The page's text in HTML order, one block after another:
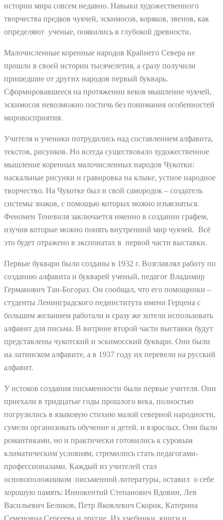
истории мира совсем недавно. Навыки художественного
творчества предков чукчей, эскимосов, коряков, эвенов, как
определяют ученые, появились в глубокой древности.
Малочисленные коренные народов Крайнего Севера не
прошли в своей истории тысячелетия, а сразу получили
пришедшие от других народов первый букварь.
Сформировавшееся на протяжении веков мышление чукчей,
эскимосов невозможно постичь без понимания особенностей
мировосприятия.
Учителя и ученики потрудились над составлением алфавита,
текстов, рисунков. Но всегда существовало художественное
мышление коренных малочисленных народов Чукотки:
наскальные рисунки и гравировка на клыке, устное народное
творчество. На Чукотке был и свой самородок – создатель
системы знаков, с помощью которых можно изъясняться.
Феномен Теневиля заключается именно в создании графем,
изучив которые можно понять внутренний мир чукчей. Всё
это будет отражено в экспонатах в первой части выставки.
Первые буквари были созданы в 1932 г. Возглавлял работу по
созданию алфавита и букварей ученый, педагог Владимир
Германович Тан-Богораз. Он сообщал, что его помощники –
студенты Ленинградского пединститута имени Герцена с
большим желанием работали и сразу же хотели использовать
алфавит для письма. В витрине второй части выставки будут
представлены чукотский и эскимосский буквари. Они были
на латинском алфавите, а в 1937 году их перевели на русский
алфавит.
У истоков создания письменности были первые учителя. Они
приехали в тридцатые годы прошлого века, полностью
погрузились в языковую стихию малой северной народности,
сумели организовать обучение и детей, и взрослых. Они были
романтиками, но и практически готовились к суровым
климатическим условиям, стремились стать педагогами-
профессионалами. Каждый из учителей стал
основоположником письменной литературы, оставил о себе
хорошую память: Иннокентий Степанович Вдовин, Лев
Васильевич Беликов, Петр Яковлевич Скорик, Катерина
Семеновна Сергеева и другие. Их учебники, книги и